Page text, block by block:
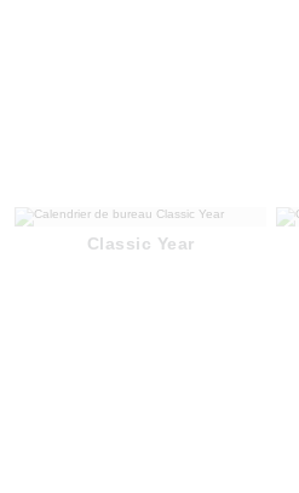
Classic Year